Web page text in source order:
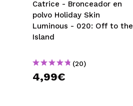
Catrice - Bronceador en
polvo Holiday Skin
Luminous - 020: Off to the
Island
(20)
4,99€